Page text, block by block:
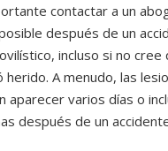
contactar a un
después de un
incluso si no cree
herido. A menudo, las
aparecer varios días o
después de un